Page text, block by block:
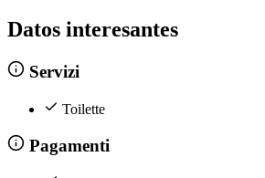
Datos interesantes
Servizi
Toilette
Pagamenti